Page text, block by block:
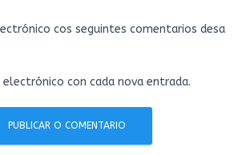
cos seguintes comentarios desa
electrónico con cada nova entrada.